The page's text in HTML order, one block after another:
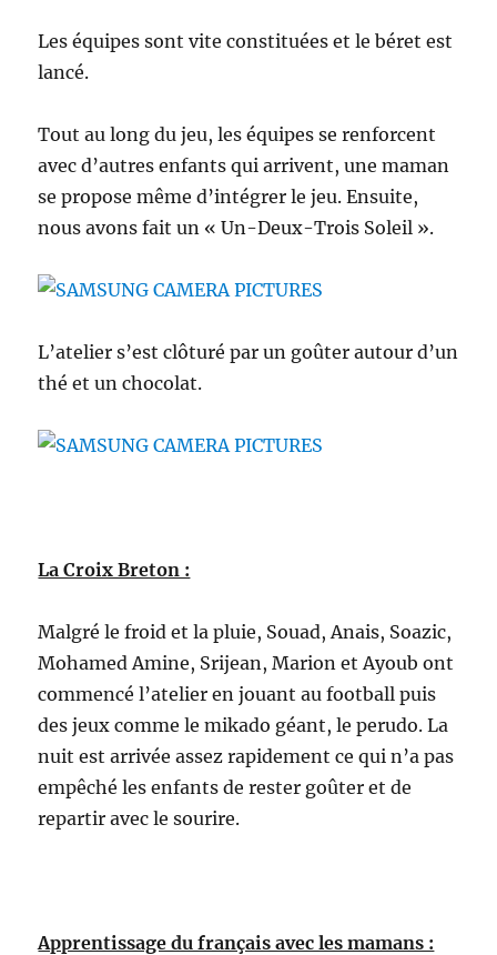
Les équipes sont vite constituées et le béret est
lancé.
Tout au long du jeu, les équipes se renforcent
avec d’autres enfants qui arrivent, une maman
se propose même d’intégrer le jeu. Ensuite,
nous avons fait un « Un-Deux-Trois Soleil ».
L’atelier s’est clôturé par un goûter autour d’un
thé et un chocolat.
La Croix Breton :
Malgré le froid et la pluie, Souad, Anais, Soazic,
Mohamed Amine, Srijean, Marion et Ayoub ont
commencé l’atelier en jouant au football puis
des jeux comme le mikado géant, le perudo. La
nuit est arrivée assez rapidement ce qui n’a pas
empêché les enfants de rester goûter et de
repartir avec le sourire.
Apprentissage du français avec les mamans :